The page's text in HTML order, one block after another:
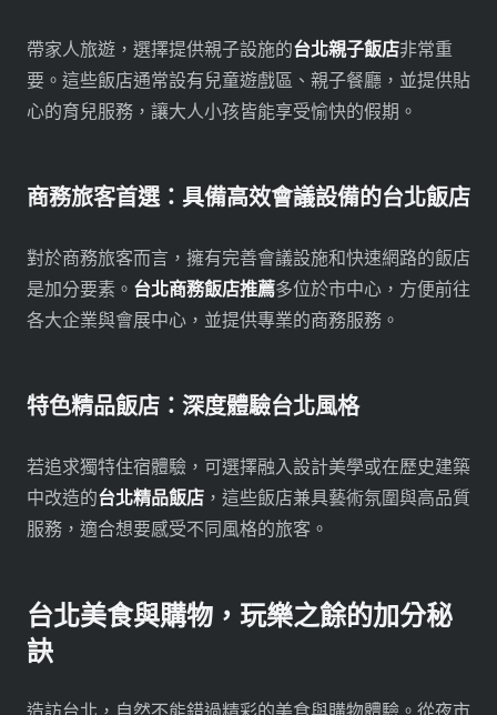
帶家人旅遊，選擇提供親子設施的台北親子飯店非常重
要。這些飯店通常設有兒童遊戲區、親子餐廳，並提供貼
心的育兒服務，讓大人小孩皆能享受愉快的假期。
商務旅客首選：具備高效會議設備的台北飯店
對於商務旅客而言，擁有完善會議設施和快速網路的飯店
是加分要素。 台北商務飯店推薦多位於市中心，方便前往
各大企業與會展中心，並提供專業的商務服務。
特色精品飯店：深度體驗台北風格
若追求獨特住宿體驗，可選擇融入設計美學或在歷史建築
中改造的台北精品飯店 ，這些飯店兼具藝術氛圍與高品質
服務，適合想要感受不同風格的旅客。
台北美食與購物，玩樂之餘的加分秘
訣